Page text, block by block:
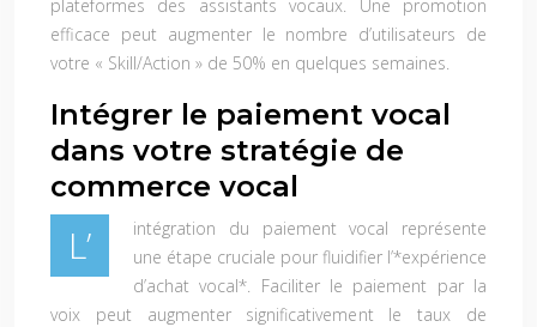
plateformes des assistants vocaux. Une promotion
efficace peut augmenter le nombre d’utilisateurs de
votre « Skill/Action » de 50% en quelques semaines.
Intégrer le paiement vocal
dans votre stratégie de
commerce vocal
L’
intégration du paiement vocal représente
une étape cruciale pour fluidifier l’*expérience
d’achat vocal*. Faciliter le paiement par la
voix peut augmenter significativement le taux de